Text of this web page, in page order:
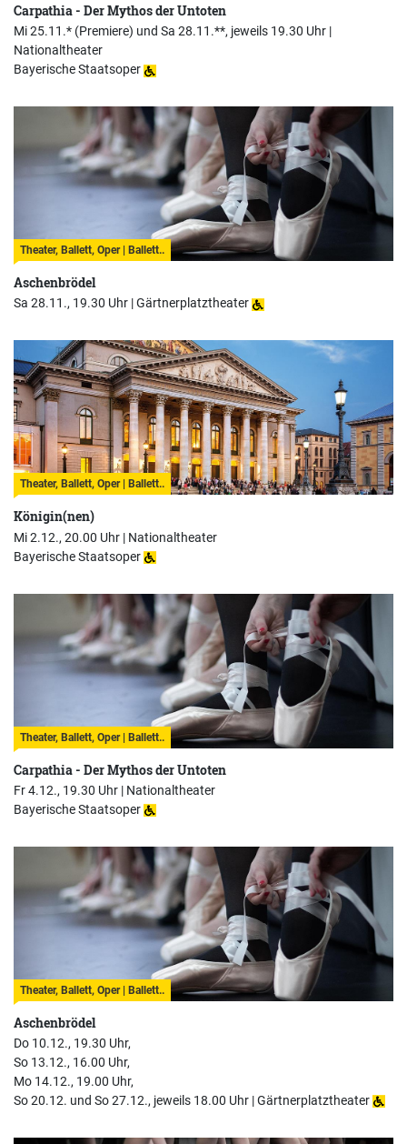
Carpathia - Der Mythos der Untoten
Mi 25.11.* (Premiere) und Sa 28.11.**, jeweils 19.30 Uhr |
Nationaltheater
Bayerische Staatsoper
Theater, Ballett, Oper | Ballett..
Aschenbrödel
Sa 28.11., 19.30 Uhr |Gärtnerplatztheater
Theater, Ballett, Oper | Ballett..
Königin(nen)
Mi 2.12., 20.00 Uhr | Nationaltheater
Bayerische Staatsoper
Theater, Ballett, Oper | Ballett..
Carpathia - Der Mythos der Untoten
Fr 4.12., 19.30 Uhr | Nationaltheater
Bayerische Staatsoper
Theater, Ballett, Oper | Ballett..
Aschenbrödel
Do 10.12., 19.30 Uhr,
So 13.12., 16.00 Uhr,
Mo 14.12., 19.00 Uhr,
So 20.12. und So 27.12., jeweils 18.00 Uhr |Gärtnerplatztheater